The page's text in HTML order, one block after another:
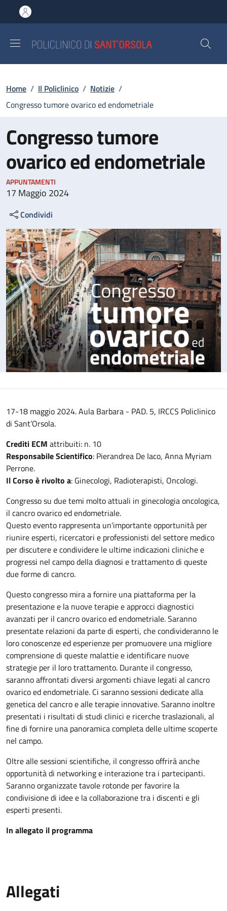
al contenuto principale
to footer content
Briciole di pane
Home / Il Policlinico / Notizie /
Congresso tumore ovarico ed endometriale
Congresso tumore
ovarico ed endometriale
APPUNTAMENTI
17 Maggio 2024
Condividi
17-18 maggio 2024. Aula Barbara - PAD. 5, IRCCS Policlinico
di Sant’Orsola.
Crediti ECM attribuiti: n. 10
Responsabile Scientifico: Pierandrea De Iaco, Anna Myriam
Perrone.
Il Corso è rivolto a: Ginecologi, Radioterapisti, Oncologi.
Congresso su due temi molto attuali in ginecologia oncologica,
il cancro ovarico ed endometriale.
Questo evento rappresenta un'importante opportunità per
riunire esperti, ricercatori e professionisti del settore medico
per discutere e condividere le ultime indicazioni cliniche e
progressi nel campo della diagnosi e trattamento di queste
due forme di cancro.
Questo congresso mira a fornire una piattaforma per la
presentazione e la nuove terapie e approcci diagnostici
avanzati per il cancro ovarico ed endometriale. Saranno
presentate relazioni da parte di esperti, che condivideranno le
loro conoscenze ed esperienze per promuovere una migliore
comprensione di queste malattie e identificare nuove
strategie per il loro trattamento. Durante il congresso,
saranno affrontati diversi argomenti chiave legati al cancro
ovarico ed endometriale. Ci saranno sessioni dedicate alla
genetica del cancro e alle terapie innovative. Saranno inoltre
presentati i risultati di studi clinici e ricerche traslazionali, al
fine di fornire una panoramica completa delle ultime scoperte
nel campo.
Oltre alle sessioni scientifiche, il congresso offrirà anche
opportunità di networking e interazione tra i partecipanti.
Saranno organizzate tavole rotonde per favorire la
condivisione di idee e la collaborazione tra i discenti e gli
esperti presenti.
In allegato il programma
Allegati